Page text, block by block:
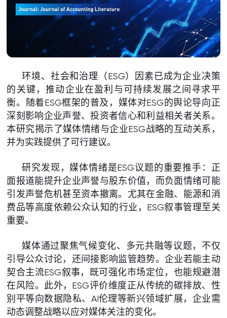
环境、社会和治理（ESG）因素已成为企业决策
的关键，推动企业在盈利与可持续发展之间寻求平
衡。随着ESG框架的普及，媒体对ESG的舆论导向正
深刻影响企业声誉、投资者信心和利益相关者关系。
本研究揭示了媒体情绪与企业ESG战略的互动关系，
并为实践提供了可行建议。
研究发现，媒体情绪是ESG议题的重要推手：正
面报道能提升企业声誉与股东价值，而负面情绪可能
引发声誉危机甚至资本撤离。尤其在金融、能源和消
费品等高度依赖公众认知的行业，ESG叙事管理至关
重要。
媒体通过聚焦气候变化、多元共融等议题，不仅
引导公众讨论，还间接影响监管趋势。企业若能主动
契合主流ESG叙事，既可强化市场定位，也能规避潜
在风险。此外，ESG评价维度正从传统的碳排放、性
别平等向数据隐私、AI伦理等新兴领域扩展，企业需
动态调整战略以应对媒体关注的变化。